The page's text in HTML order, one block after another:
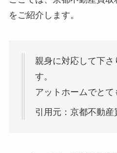
をご紹介します。
親身に対応して下さ
す。
アットホームでとて
引用元：京都不動